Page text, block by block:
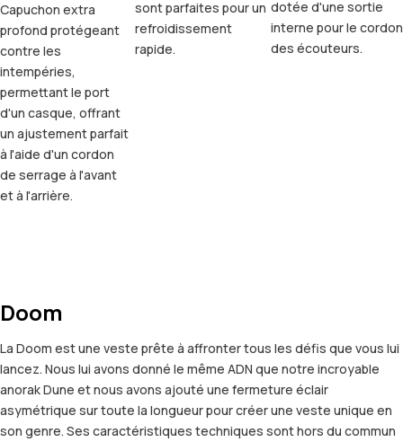
Capuchon extra
profond protégeant
contre les
intempéries,
permettant le port
d'un casque, offrant
un ajustement parfait
à l'aide d'un cordon
de serrage à l'avant
et à l'arrière.
sont parfaites pour un
refroidissement
rapide.
dotée d'une sortie
interne pour le cordon
des écouteurs.
Doom
La Doom est une veste prête à affronter tous les défis que vous lui
lancez. Nous lui avons donné le même ADN que notre incroyable
anorak Dune et nous avons ajouté une fermeture éclair
asymétrique sur toute la longueur pour créer une veste unique en
son genre. Ses caractéristiques techniques sont hors du commun